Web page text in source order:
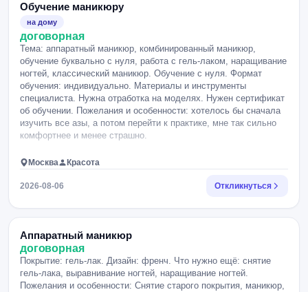
Обучение маникюру
на дому
договорная
Тема: аппаратный маникюр, комбинированный маникюр,
обучение буквально с нуля, работа с гель-лаком, наращивание
ногтей, классический маникюр. Обучение с нуля. Формат
обучения: индивидуально. Материалы и инструменты
специалиста. Нужна отработка на моделях. Нужен сертификат
об обучении. Пожелания и особенности: хотелось бы сначала
изучить все азы, а потом перейти к практике, мне так сильно
комфортнее и менее страшно.
Москва Красота
2026-08-06 Откликнуться
Аппаратный маникюр
договорная
Покрытие: гель-лак. Дизайн: френч. Что нужно ещё: снятие
гель-лака, выравнивание ногтей, наращивание ногтей.
Пожелания и особенности: Снятие старого покрытия, маникюр,